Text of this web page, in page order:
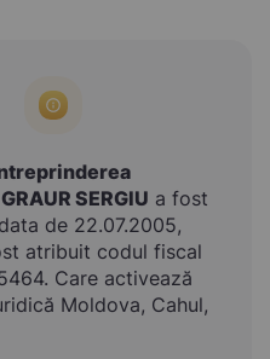
SERGIU a fost
de 22.07.2005,
atribuit codul fiscal
Care activează
Moldova, Cahul,